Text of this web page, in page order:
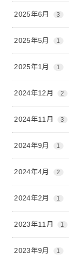
2025年6月 3
2025年5月 1
2025年1月 1
2024年12月 2
2024年11月 3
2024年9月 1
2024年4月 2
2024年2月 1
2023年11月 1
2023年9月 1